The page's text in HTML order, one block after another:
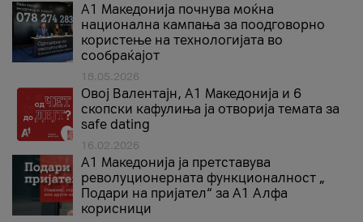
A1 Македонија почнува моќна
национална кампања за поодговорно
користење на технологијата во
сообраќајот
18.05.2026
Овој Валентајн, A1 Македонија и 6
скопски кафулиња ја отворија темата за
safe dating
16.02.2026
А1 Македонија ја претставува
револуционерната функционалност „
Подари на пријател“ за А1 Алфа
корисници